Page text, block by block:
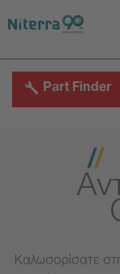
to
to
to
Part Finder
Καλωσορίσατε